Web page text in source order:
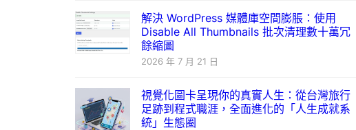
解決 WordPress 媒體庫空間膨脹：使用
Disable All Thumbnails 批次清理數十萬冗
餘縮圖
2026 年 7 月 21 日
視覺化圖卡呈現你的真實人生：從台灣旅行
足跡到程式職涯，全面進化的「人生成就系
統」生態圈